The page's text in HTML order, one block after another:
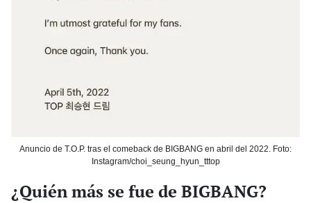
Anuncio de T.O.P. tras el comeback de BIGBANG en abril del 2022. Foto:
Instagram/choi_seung_hyun_tttop
¿Quién más se fue de BIGBANG?